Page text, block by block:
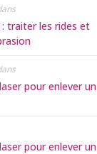
: traiter les rides et
pour enlever un
pour enlever un